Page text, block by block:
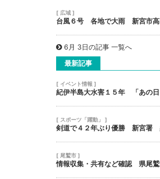
[ 広域 ]
台風６号 各地で大雨 新宮市高
6月 3日の記事 一覧へ
最新記事
[ イベント情報 ]
紀伊半島大水害１５年 「あの
[ スポーツ「躍動」 ]
剣道で４２年ぶり優勝 新宮署
[ 尾鷲市 ]
情報収集・共有など確認 県尾